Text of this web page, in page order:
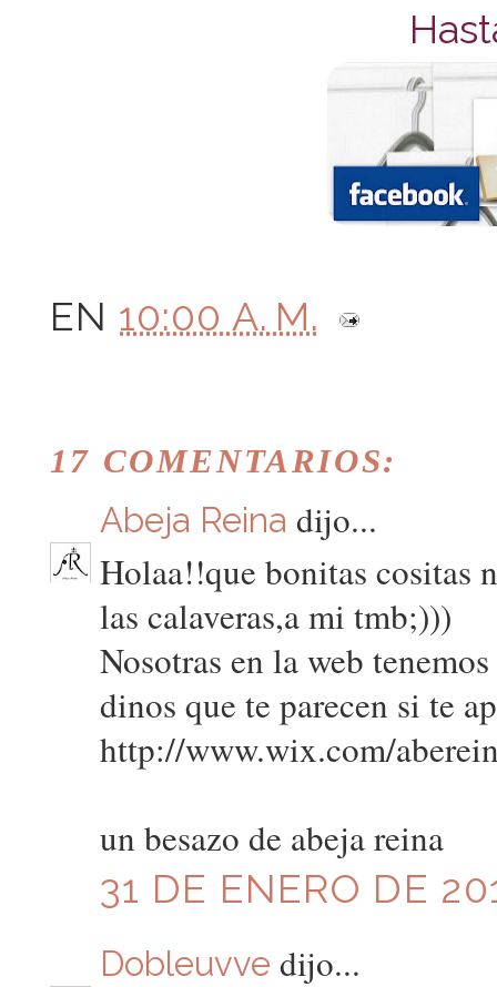
EN 10:00 A. M.
17 COMENTARIOS:
Abeja Reina dijo...
Holaa!!que bonitas cositas
las calaveras,a mi tmb;)))
Nosotras en la web
dinos que te parecen si te
http://www.wix.com/
un besazo de abeja reina
31 DE ENERO DE
Dobleuvve dijo...